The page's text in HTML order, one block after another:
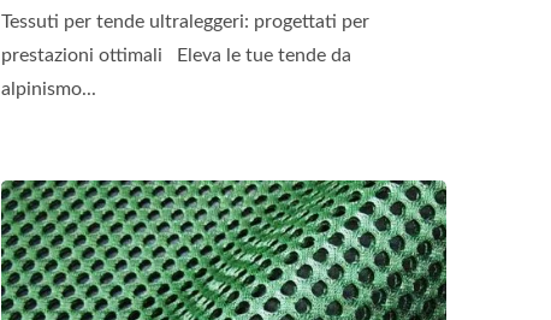
Tessuti per tende ultraleggeri: progettati per
prestazioni ottimali Eleva le tue tende da
alpinismo...